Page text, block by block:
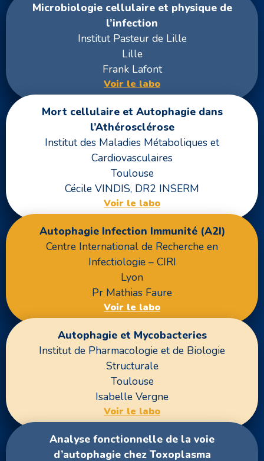
Microbiologie cellulaire et physique de
l’infection
Institut Pasteur de Lille
Lille
Frank Lafont
Voir le labo
Mort cellulaire et Autophagie dans
l’Athérosclérose
Institut des Maladies Métaboliques et
Cardiovasculaires
Toulouse
Cécile VINDIS, DR2 INSERM
Voir le labo
Autophagie Infection Immunité (A2I)
Centre International de Recherche en
Infectiologie – CIRI
Lyon
Pr Mathias Faure
Voir le labo
Autophagie et Mycobacteries
Institut de Pharmacologie et de Biologie
Structurale
Toulouse
Isabelle Vergne
Voir le labo
Analyse fonctionnelle de la voie
d’autophagie chez Toxoplasma